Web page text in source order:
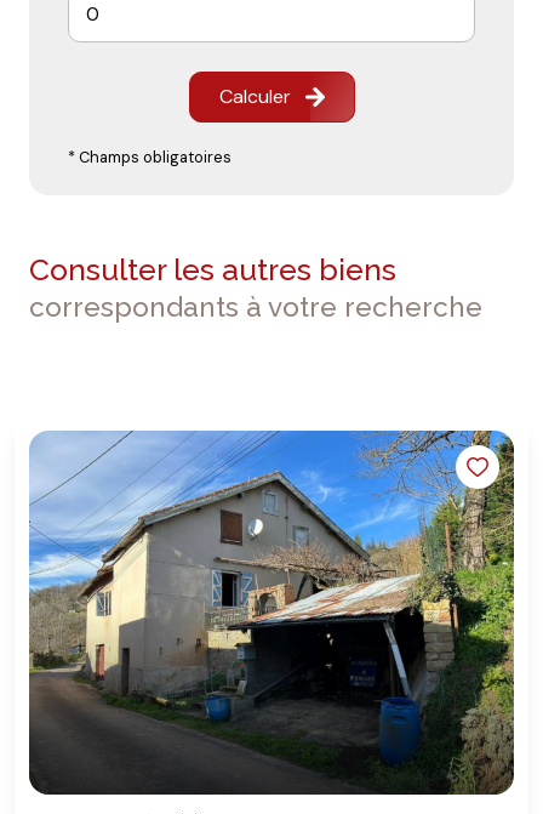
Calculer
* Champs obligatoires
Consulter les autres biens
correspondants à votre recherche